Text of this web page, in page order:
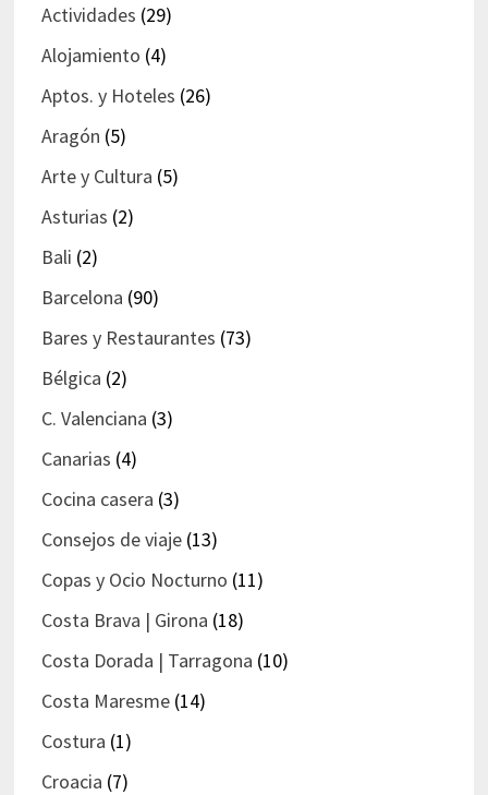
Actividades (29)
Alojamiento (4)
Aptos. y Hoteles (26)
Aragón (5)
Arte y Cultura (5)
Asturias (2)
Bali (2)
Barcelona (90)
Bares y Restaurantes (73)
Bélgica (2)
C. Valenciana (3)
Canarias (4)
Cocina casera (3)
Consejos de viaje(13)
Copas y Ocio Nocturno (11)
Costa Brava | Girona (18)
Costa Dorada | Tarragona (10)
Costa Maresme(14)
Costura (1)
Croacia (7)